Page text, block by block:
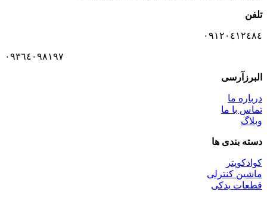
تلفن
٠٩١٢٠٤١٢٤٨٤
٠٩٣٦٤٠٩٨١٩٧
البرزآرسی
درباره ما
تماس با ما
وبلاگ
دسته بندی ها
کوادکوپتر
ماشین کنترلی
قطعات یدکی